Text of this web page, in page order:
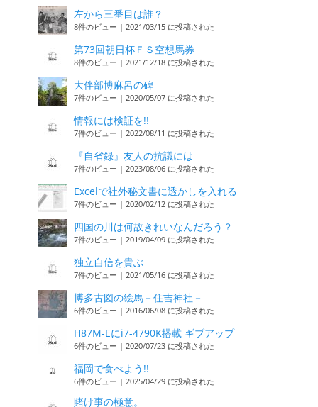
左から三番目は誰？
8件のビュー | 2021/03/15 に投稿された
第73回朝日杯ＦＳ空想馬券
8件のビュー | 2021/12/18 に投稿された
大伴部博麻呂の碑
7件のビュー | 2020/05/07 に投稿された
情報には検証を!!
7件のビュー | 2022/08/11 に投稿された
『自省録』友人の抗議には
7件のビュー | 2023/08/06 に投稿された
Excelで社外秘文書に透かしを入れる
7件のビュー | 2020/02/12 に投稿された
四国の川は何故きれいなんだろう？
7件のビュー | 2019/04/09 に投稿された
独立自信を貴ぶ
7件のビュー | 2021/05/16 に投稿された
博多古図の絵馬－住吉神社－
6件のビュー | 2016/06/08 に投稿された
H87M-Eにi7-4790K搭載 ギブアップ
6件のビュー | 2020/07/23 に投稿された
福岡で食べよう!!
6件のビュー | 2025/04/29 に投稿された
賭け事の極意。